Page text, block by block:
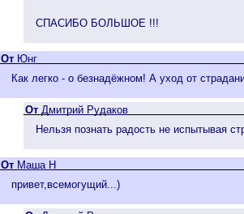
СПАСИБО БОЛЬШОЕ !!!
От Юнг
Как легко - о безнадёжном! А уход от
От Дмитрий Рудаков
Нельзя познать радость не испытывая
От Маша Н
привет,всемогущий...)